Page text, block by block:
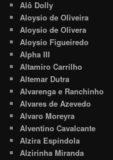
Alô Dolly
Aloysio de Oliveira
Aloysio de Olivera
Aloysio Figueiredo
Alpha III
Altamiro Carrilho
Altemar Dutra
Alvarenga e Ranchinho
Alvares de Azevedo
Alvaro Moreyra
Alventino Cavalcante
Alzira Espíndola
Alzirinha Miranda